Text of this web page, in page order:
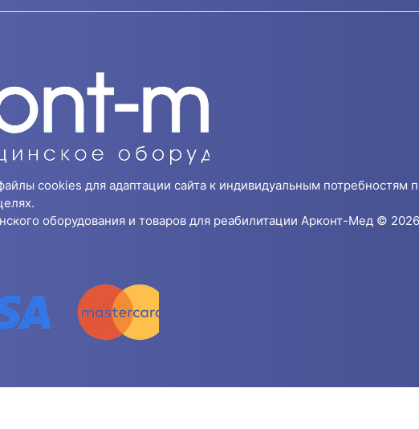
cookies для адаптации сайта к индивидуальным потребностям
оборудования и товаров для реабилитации Арконт-Мед ©